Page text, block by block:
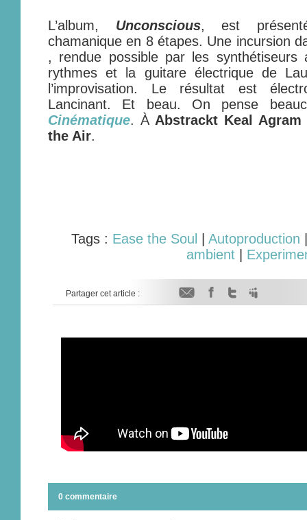
L’album, Unconscious, est
chamanique en 8 étapes. Une incursion
, rendue possible par les synthétiseurs
rythmes et la guitare électrique de
l’improvisation. Le résultat est
Lancinant. Et beau. On pense
Cinématique. À Abstrackt Keal Agram
the Air.
Tags : Ease the Soul Autoproduction
ambient
Partager cet article :
0 commentaire